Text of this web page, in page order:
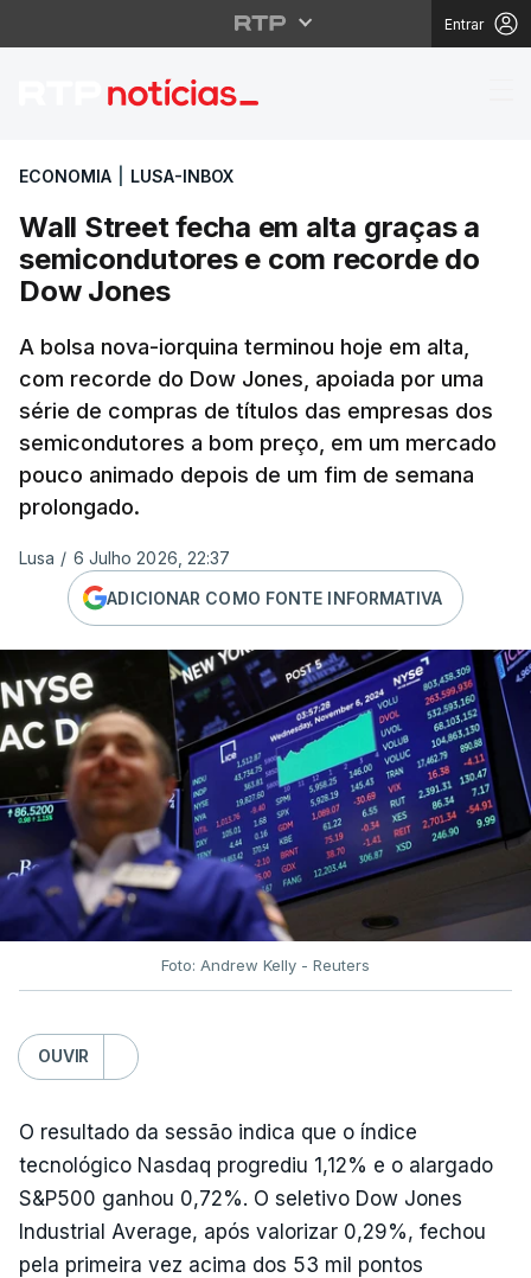
Entrar
Wall Street fecha em
ECONOMIA LUSA-INBOX
Wall Street fecha em alta graças a
semicondutores e com recorde do
Dow Jones
A bolsa nova-iorquina terminou hoje em alta,
com recorde do Dow Jones, apoiada por uma
série de compras de títulos das empresas dos
semicondutores a bom preço, em um mercado
pouco animado depois de um fim de semana
prolongado.
Lusa / 6 Julho 2026, 22:37
ADICIONAR COMO FONTE INFORMATIVA
Foto: Andrew Kelly - Reuters
OUVIR
O resultado da sessão indica que o índice
tecnológico Nasdaq progrediu 1,12% e o alargado
S&P500 ganhou 0,72%. O seletivo Dow Jones
Industrial Average, após valorizar 0,29%, fechou
pela primeira vez acima dos 53 mil pontos